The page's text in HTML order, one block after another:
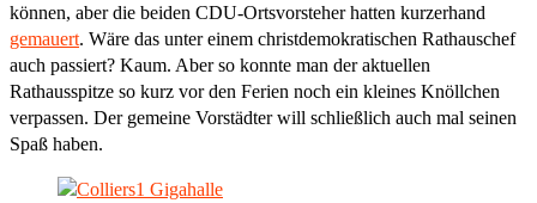
können, aber die beiden CDU-Ortsvorsteher hatten kurzerhand
gemauert. Wäre das unter einem christdemokratischen Rathauschef
auch passiert? Kaum. Aber so konnte man der aktuellen
Rathausspitze so kurz vor den Ferien noch ein kleines Knöllchen
verpassen. Der gemeine Vorstädter will schließlich auch mal seinen
Spaß haben.